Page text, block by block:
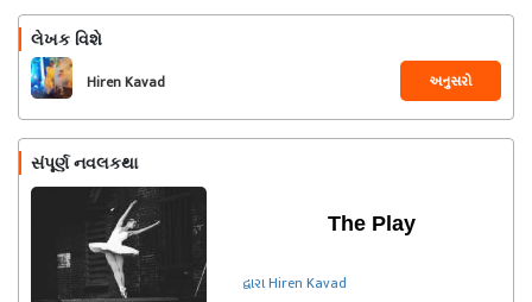
લેખક વિશે
Hiren Kavad અનુસરો
સંપૂર્ણ નવલકથા
The Play
દ્વારા Hiren Kavad